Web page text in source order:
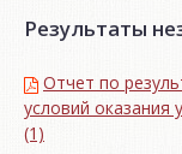
Результаты
Отчет по
условий оказания
(1)